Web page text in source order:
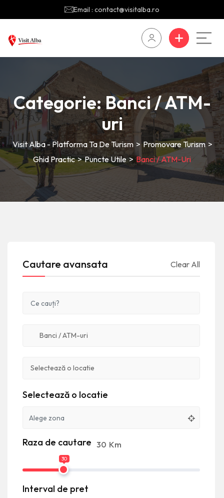
Email : contact@visitalba.ro
Categorie:Banci / ATM-
uri
Visit Alba - Platforma Ta De Turism >Promovare Turism >
Ghid Practic>Puncte Utile> Banci / ATM-Uri
Cautare avansata Clear All
Selectează o locatie
Raza de cautare 30 Km
30
Interval de pret